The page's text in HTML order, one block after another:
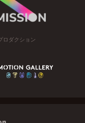
ロダクション